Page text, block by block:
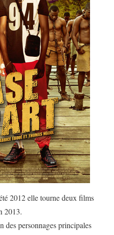
2012 elle tourne deux films
2013.
des personnages principales